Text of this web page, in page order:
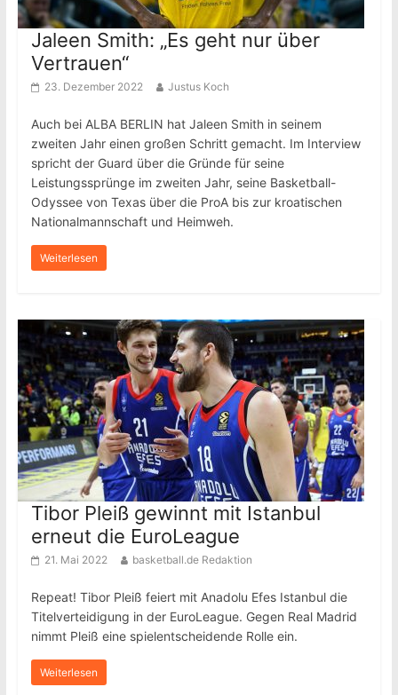
Jaleen Smith: „Es geht nur über
Vertrauen“
23. Dezember 2022 Justus Koch
Auch bei ALBA BERLIN hat Jaleen Smith in seinem
zweiten Jahr einen großen Schritt gemacht. Im Interview
spricht der Guard über die Gründe für seine
Leistungssprünge im zweiten Jahr, seine Basketball-
Odyssee von Texas über die ProA bis zur kroatischen
Nationalmannschaft und Heimweh.
Weiterlesen
Tibor Pleiß gewinnt mit Istanbul
erneut die EuroLeague
21. Mai 2022 basketball.de Redaktion
Repeat! Tibor Pleiß feiert mit Anadolu Efes Istanbul die
Titelverteidigung in der EuroLeague. Gegen Real Madrid
nimmt Pleiß eine spielentscheidende Rolle ein.
Weiterlesen